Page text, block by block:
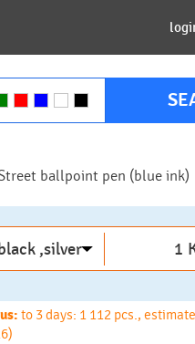
ballpoint pen (blue ink)
to 3 days: 1 112 pcs.,